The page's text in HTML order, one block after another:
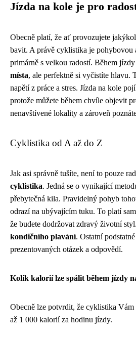
Jízda na kole je pro
Obecně platí, že ať provozujete
bavit. A právě cyklistika je pohybovou
primárně s velkou radostí. Během jízdy
místa, ale perfektně si vyčistíte hlavu.
napětí z práce a stres. Jízda na kole
protože můžete během chvíle objevit
nenavštívené lokality a zároveň
Cyklistika od A až do Z
Jak asi správně tušíte, není to pouze
cyklistika. Jedná se o vynikající
přebytečná kila. Pravidelný pohyb
odrazí na ubývajícím tuku. To platí
že budete dodržovat zdravý životní
kondičního plavání. Ostatní
prezentovaných otázek a odpovědí.
Kolik kalorií lze spálit během jízdy
Obecně lze potvrdit, že cyklistika
až 1 000 kalorií za hodinu jízdy.